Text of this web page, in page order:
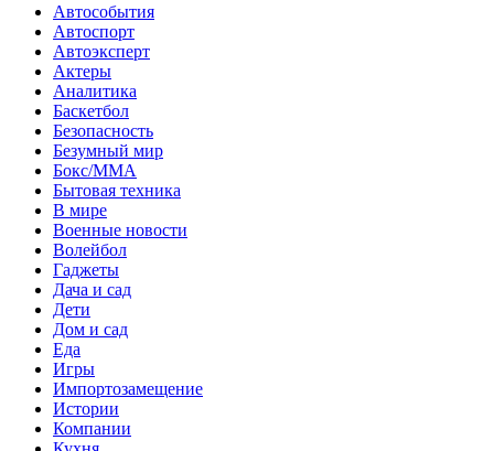
Автособытия
Автоспорт
Автоэксперт
Актеры
Аналитика
Баскетбол
Безопасность
Безумный мир
Бокс/MMA
Бытовая техника
В мире
Военные новости
Волейбол
Гаджеты
Дача и сад
Дети
Дом и сад
Еда
Игры
Импортозамещение
Истории
Компании